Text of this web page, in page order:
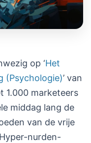
op ‘Het
(Psychologie)’ van
1.000 marketeers
middag lang de
van de vrije
nurden-